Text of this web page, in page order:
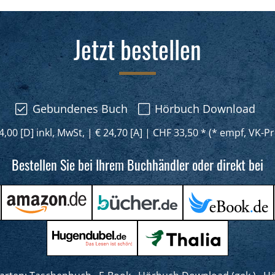
Jetzt bestellen
Gebundenes Buch Hörbuch Download
[D] inkl, MwSt,| € 24,70 [A] |CHF 33,50 * (* empf, VK-
Bestellen Sie bei Ihrem Buchhändler oder direkt bei